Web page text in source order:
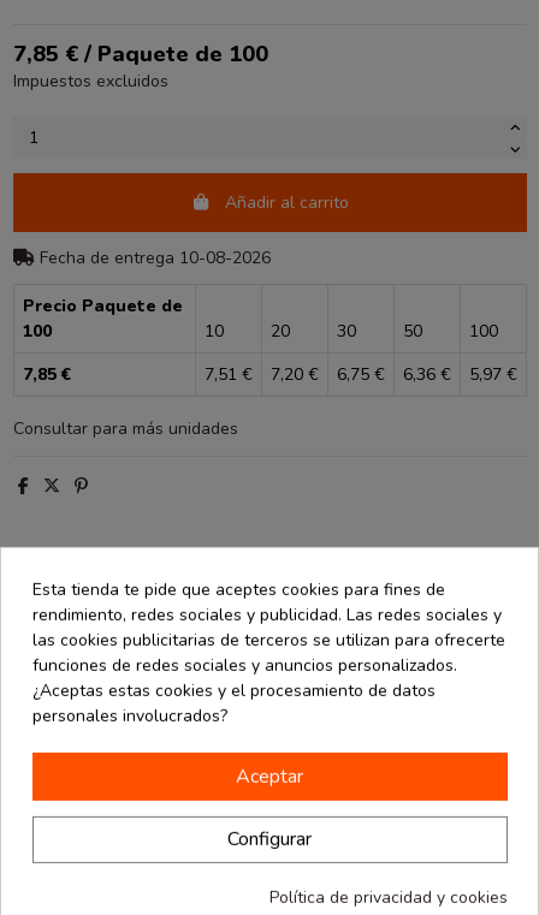
7,85 € / Paquete de 100
Impuestos excluidos
Añadir al carrito
Fecha de entrega 10-08-2026
Precio Paquete de
100
10 20 30 50
100
7,85 €
7,51 € 7,20 € 6,75 € 6,36 € 5,97 €
Consultar para más unidades
Descripción
Detalles de producto
Opiniones(0)
Tapa Rect. 154X214 mm. REF.ALBAR0000019 (100 Unid.)
16 productos en la misma categoría:
Esta tienda te pide que aceptes cookies para fines de
rendimiento, redes sociales y publicidad. Las redes sociales y
las cookies publicitarias de terceros se utilizan para ofrecerte
funciones de redes sociales y anuncios personalizados.
¿Aceptas estas cookies y el procesamiento de datos
personales involucrados?
Aceptar
Configurar
Política de privacidad y cookies